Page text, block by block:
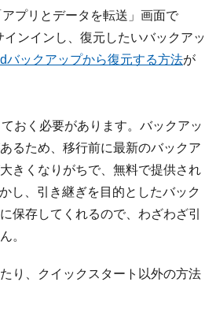
プリとデータを転送」画面で
ンインし、復元したいバックアッ
バックアップから復元する方法が
おく必要があります。バックアッ
るため、移行前に最新のバックア
きくなりがちで、無料で提供され
し、引き継ぎを目的としたバック
保存してくれるので、わざわざ引
。
り、クイックスタート以外の方法